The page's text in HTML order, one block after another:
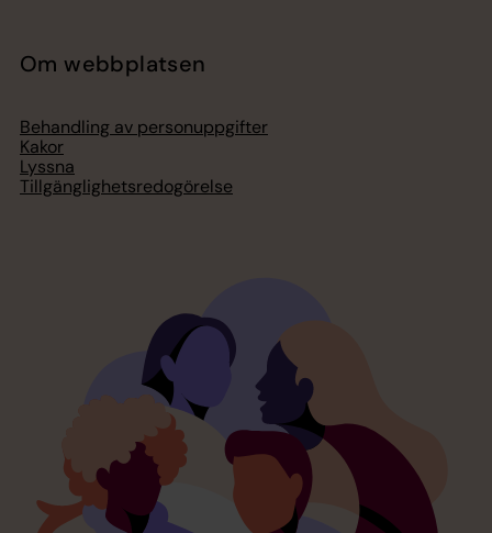
Om webbplatsen
Behandling av personuppgifter
Kakor
Lyssna
Tillgänglighetsredogörelse